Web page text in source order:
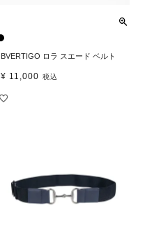
BVERTIGO ロラ スエード ベルト
¥ 11,000 税込